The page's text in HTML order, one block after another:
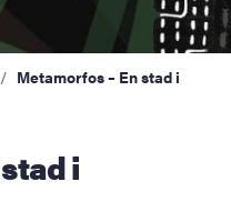
Metamorfos – En stad i